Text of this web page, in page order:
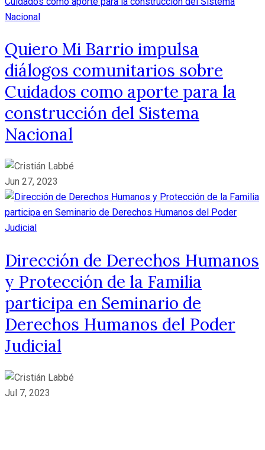
Quiero Mi Barrio impulsa
diálogos comunitarios sobre
Cuidados como aporte para la
construcción del Sistema
Nacional
Jun 27, 2023
Dirección de Derechos Humanos
y Protección de la Familia
participa en Seminario de
Derechos Humanos del Poder
Judicial
Jul 7, 2023